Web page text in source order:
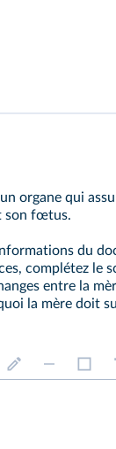
organe qui
son fœtus.
du
complétez le
entre la
la mère doit